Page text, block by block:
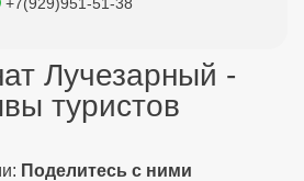
Лучезарный -
туристов
Поделитесь с ними